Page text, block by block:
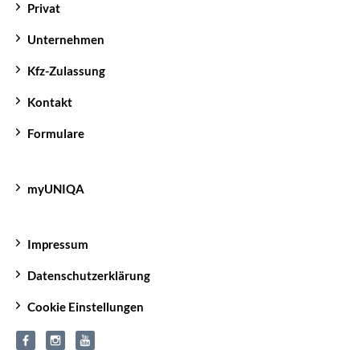
Privat
Unternehmen
Kfz-Zulassung
Kontakt
Formulare
myUNIQA
Impressum
Datenschutzerklärung
Cookie Einstellungen